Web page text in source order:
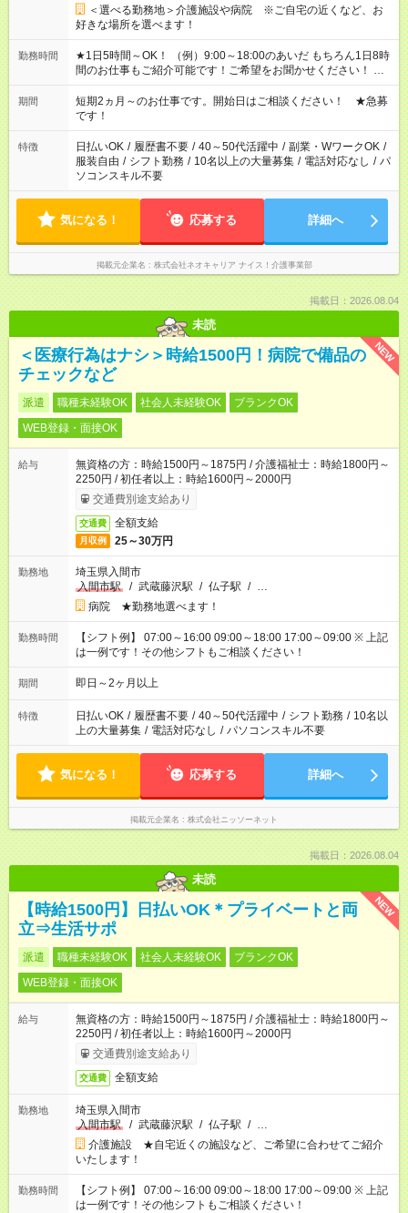
＜選べる勤務地＞介護施設や病院 ※ご自宅の近くなど、お
好きな場所を選べます！
勤務時間
★1日5時間～OK！ （例）9:00～18:00のあいだ もちろん1日8時
間のお仕事もご紹介可能です！ご希望をお聞かせください！ ★
家庭の都合でお休みが必要な場合も遠慮なくご相談ください。
※週最低15時間以上の勤務が必要です
期間
短期2ヵ月～のお仕事です。開始日はご相談ください！ ★急募
です！
特徴 日払いOK / 履歴書不要 / 40～50代活躍中 / 副業・WワークOK /
服装自由 / シフト勤務 / 10名以上の大量募集 / 電話対応なし / パ
ソコンスキル不要
気になる！ 応募する 詳細へ
掲載元企業名 株式会社ネオキャリア ナイス！介護事業部
掲載日：2026.08.04
未読
NEW
＜医療行為はナシ＞時給1500円！病院で備品の
チェックなど
派遣 職種未経験OK 社会人未経験OK
ブランクOK
WEB登録・面接OK
給与
無資格の方：時給1500円～1875円 / 介護福祉士：時給1800円～
2250円 / 初任者以上：時給1600円～2000円
交通費別途支給あり
交通費 全額支給
月収例 25～30万円
勤務地
埼玉県入間市
入間市駅
/ 武蔵藤沢駅 / 仏子駅 / …
病院 ★勤務地選べます！
勤務時間
【シフト例】 07:00～16:00 09:00～18:00 17:00～09:00 ※ 上記
は一例です！その他シフトもご相談ください！
期間 即日～2ヶ月以上
特徴 日払いOK / 履歴書不要 / 40～50代活躍中 / シフト勤務 / 10名以
上の大量募集 / 電話対応なし / パソコンスキル不要
気になる！ 応募する 詳細へ
掲載元企業名 株式会社ニッソーネット
掲載日：2026.08.04
未読
NEW
【時給1500円】日払いOK＊プライベートと両
立⇒生活サポ
派遣 職種未経験OK 社会人未経験OK
ブランクOK
WEB登録・面接OK
給与
無資格の方：時給1500円～1875円 / 介護福祉士：時給1800円～
2250円 / 初任者以上：時給1600円～2000円
交通費別途支給あり
交通費 全額支給
勤務地
埼玉県入間市
入間市駅
/ 武蔵藤沢駅 / 仏子駅 / …
介護施設 ★自宅近くの施設など、ご希望に合わせてご紹介
いたします！
勤務時間
【シフト例】 07:00～16:00 09:00～18:00 17:00～09:00 ※ 上記
は一例です！その他シフトもご相談ください！